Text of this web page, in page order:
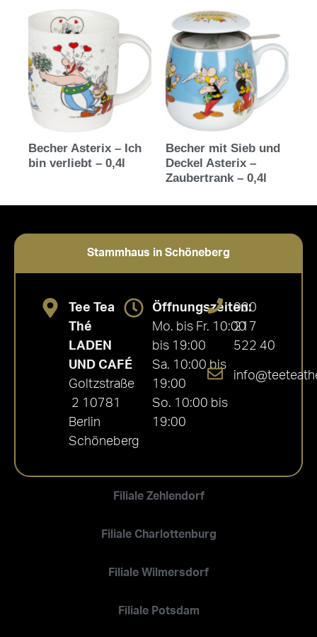
Becher Asterix – Ich
bin verliebt – 0,4l
Becher mit Sieb und
Deckel Asterix –
Zaubertrank – 0,4l
Stammhaus in Schöneberg
Filiale Zehlendorf
Filiale Charlottenburg
Filiale Wilmersdorf
Filiale Potsdam
Tee Tea
Thé
LADEN
UND CAFÉ
Goltzstraße
2 10781
Berlin
Schöneberg
Öffnungszeiten:
Mo. bis Fr. 10:00
bis 19:00
Sa. 10:00 bis
19:00
So. 10:00 bis
19:00
030
217
522 40